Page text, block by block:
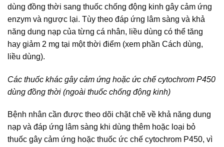
dùng đồng thời sang thuốc chống động kinh gây cảm ứng
enzym và ngược lại. Tùy theo đáp ứng lâm sàng và khả
năng dung nạp của từng cá nhân, liều dùng có thể tăng
hay giảm 2 mg tại một thời điểm (xem phần Cách dùng,
liều dùng).
Các thuốc khác gây cảm ứng hoặc ức chế cytochrom P450
dùng đồng thời (ngoài thuốc chống động kinh)
Bệnh nhân cần được theo dõi chặt chẽ về khả năng dung
nạp và đáp ứng lâm sàng khi dùng thêm hoặc loại bỏ
thuốc gây cảm ứng hoặc thuốc ức chế cytochrom P450, vì